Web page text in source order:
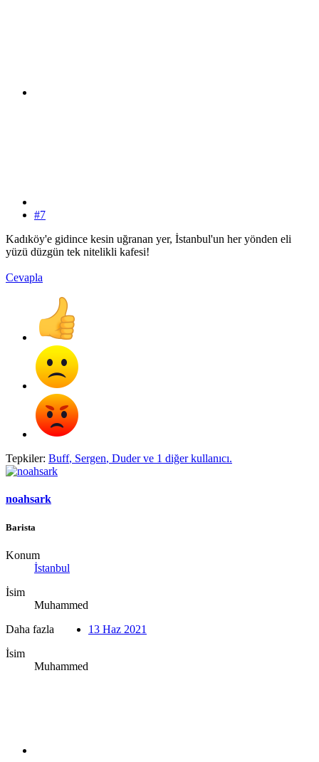
#7
Kadıköy'e gidince kesin uğranan yer, İstanbul'un her yönden eli
yüzü düzgün tek nitelikli kafesi!
Cevapla
Tepkiler: Buff, Sergen, Duderve 1 diğer kullanıcı.
noahsark
Barista
Konum
İstanbul
İsim
Muhammed
Daha fazla
İsim
Muhammed
13 Haz 2021